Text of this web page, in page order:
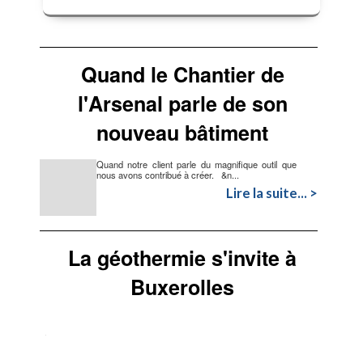
Quand le Chantier de
l'Arsenal parle de son
nouveau bâtiment
Quand notre client parle du magnifique outil que
nous avons contribué à créer. &n...
Lire la suite... >
La géothermie s'invite à
Buxerolles